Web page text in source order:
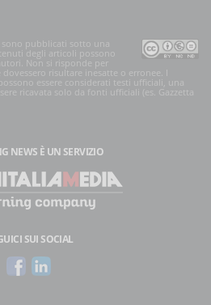
pubblicati sotto una
degli articoli possono
Non si risponde per
risultare inesatte o erronee. I
essere considerati testi ufficiali, una
ricavata solo da fonti ufficiali (es. Gazzetta
NEWS È UN SERVIZIO
SUI SOCIAL